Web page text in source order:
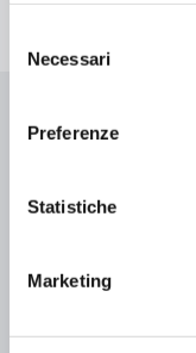
delNecessari
Preferenze
Statistiche
Marketing